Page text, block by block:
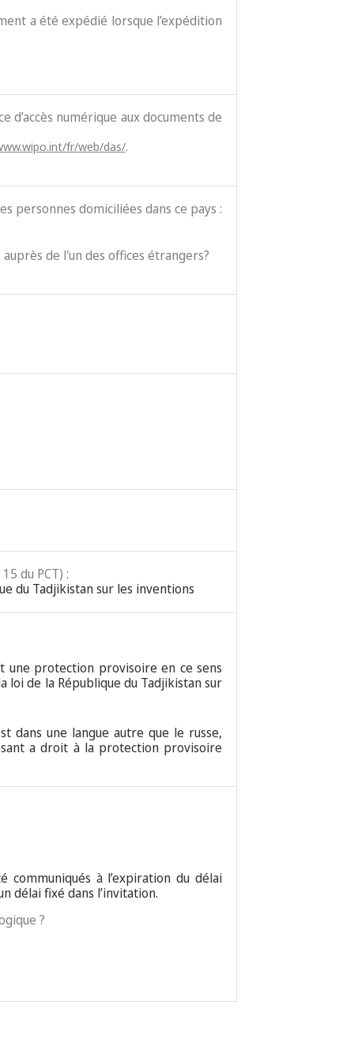
a été expédié lorsque l’expédition
numérique aux documents de
fr/web/das/.
personnes domiciliées dans ce pays :
de l'un des offices étrangers?
du PCT) :
du Tadjikistan sur les inventions
une protection provisoire en ce sens
de la République du Tadjikistan sur
dans une langue autre que le russe,
a droit à la protection provisoire
à l’expiration du délai
délai fixé dans l’invitation.
?